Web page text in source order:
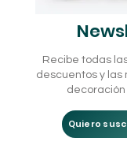
Quiero
Recibe todas
descuentos y las
decoración